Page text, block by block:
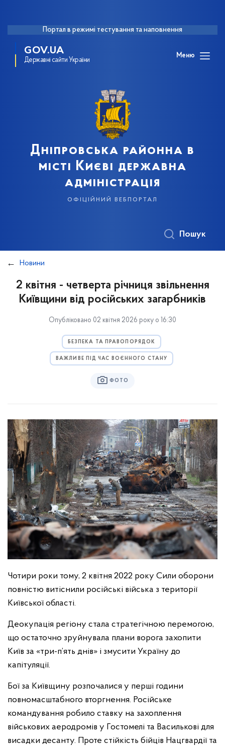
Портал в режимі тестування та наповнення
GOV.UA
Державні сайти України
Меню
Дніпровська районна в
місті Києві державна
адміністрація
офіційний вебпортал
Пошук
Новини
2 квітня - четверта річниця звільнення
Київщини від російських загарбників
Опубліковано 02 квітня 2026 року о 16:30
БЕЗПЕКА ТА ПРАВОПОРЯДОК
ВАЖЛИВЕ ПІД ЧАС ВОЄННОГО СТАНУ
ФОТО
Чотири роки тому, 2 квітня 2022 року Сили оборони
повністю витіснили російські війська з території
Київської області.
Деокупація регіону стала стратегічною перемогою,
що остаточно зруйнувала плани ворога захопити
Київ за «три-п’ять днів» і змусити Україну до
капітуляції.
Бої за Київщину розпочалися у перші години
повномасштабного вторгнення. Російське
командування робило ставку на захоплення
військових аеродромів у Гостомелі та Василькові для
висадки десанту. Проте стійкість бійців Нацгвардії та